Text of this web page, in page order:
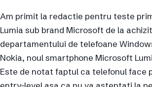
Am primit la redactie pentru teste
Lumia sub brand Microsoft de la
departamentului de telefoane
Nokia, noul smartphone Microsoft
Este de notat faptul ca telefonul face